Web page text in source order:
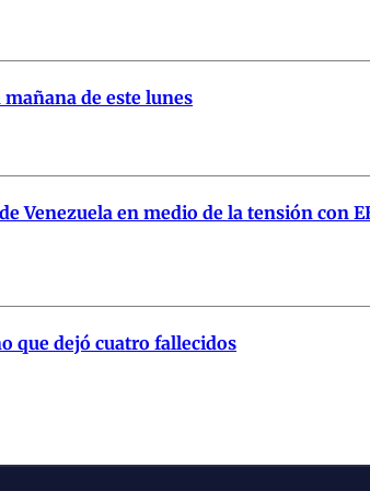
de este lunes
Venezuela en medio de la tensión con
que dejó cuatro fallecidos